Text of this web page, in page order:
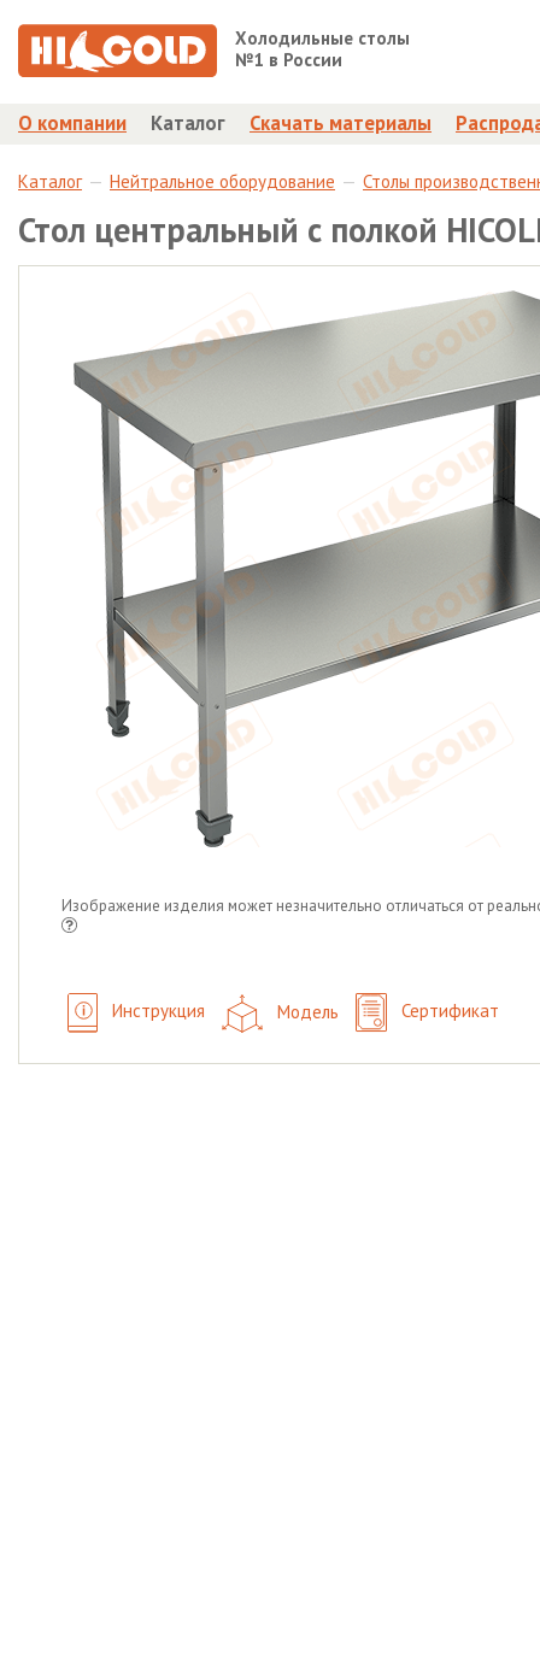
Холодильные столы
№1 в России
О компании Каталог Скачать материалы
Каталог Нейтральное оборудование Столы
Стол центральный с полкой
Изображение изделия может незначительно отличаться от
Инструкция Модель Сертификат